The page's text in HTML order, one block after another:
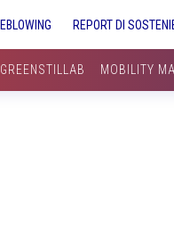
REPORT DI
GREENSTILLAB MOBILITY